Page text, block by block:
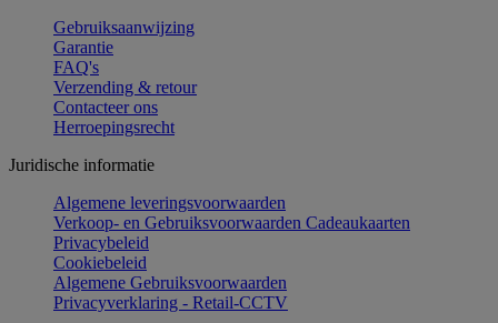
Gebruiksaanwijzing
Garantie
FAQ's
Verzending & retour
Contacteer ons
Herroepingsrecht
Juridische informatie
Algemene leveringsvoorwaarden
Verkoop- en Gebruiksvoorwaarden Cadeaukaarten
Privacybeleid
Cookiebeleid
Algemene Gebruiksvoorwaarden
Privacyverklaring - Retail-CCTV